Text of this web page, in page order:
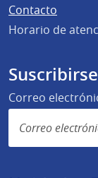
Contacto
Horario de
Correo